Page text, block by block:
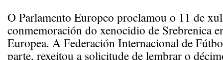
O Parlamento Europeo proclamou o 11 de
conmemoración do xenocidio de Srebrenica
Europea. A Federación Internacional de
parte, rexeitou a solicitude de lembrar o